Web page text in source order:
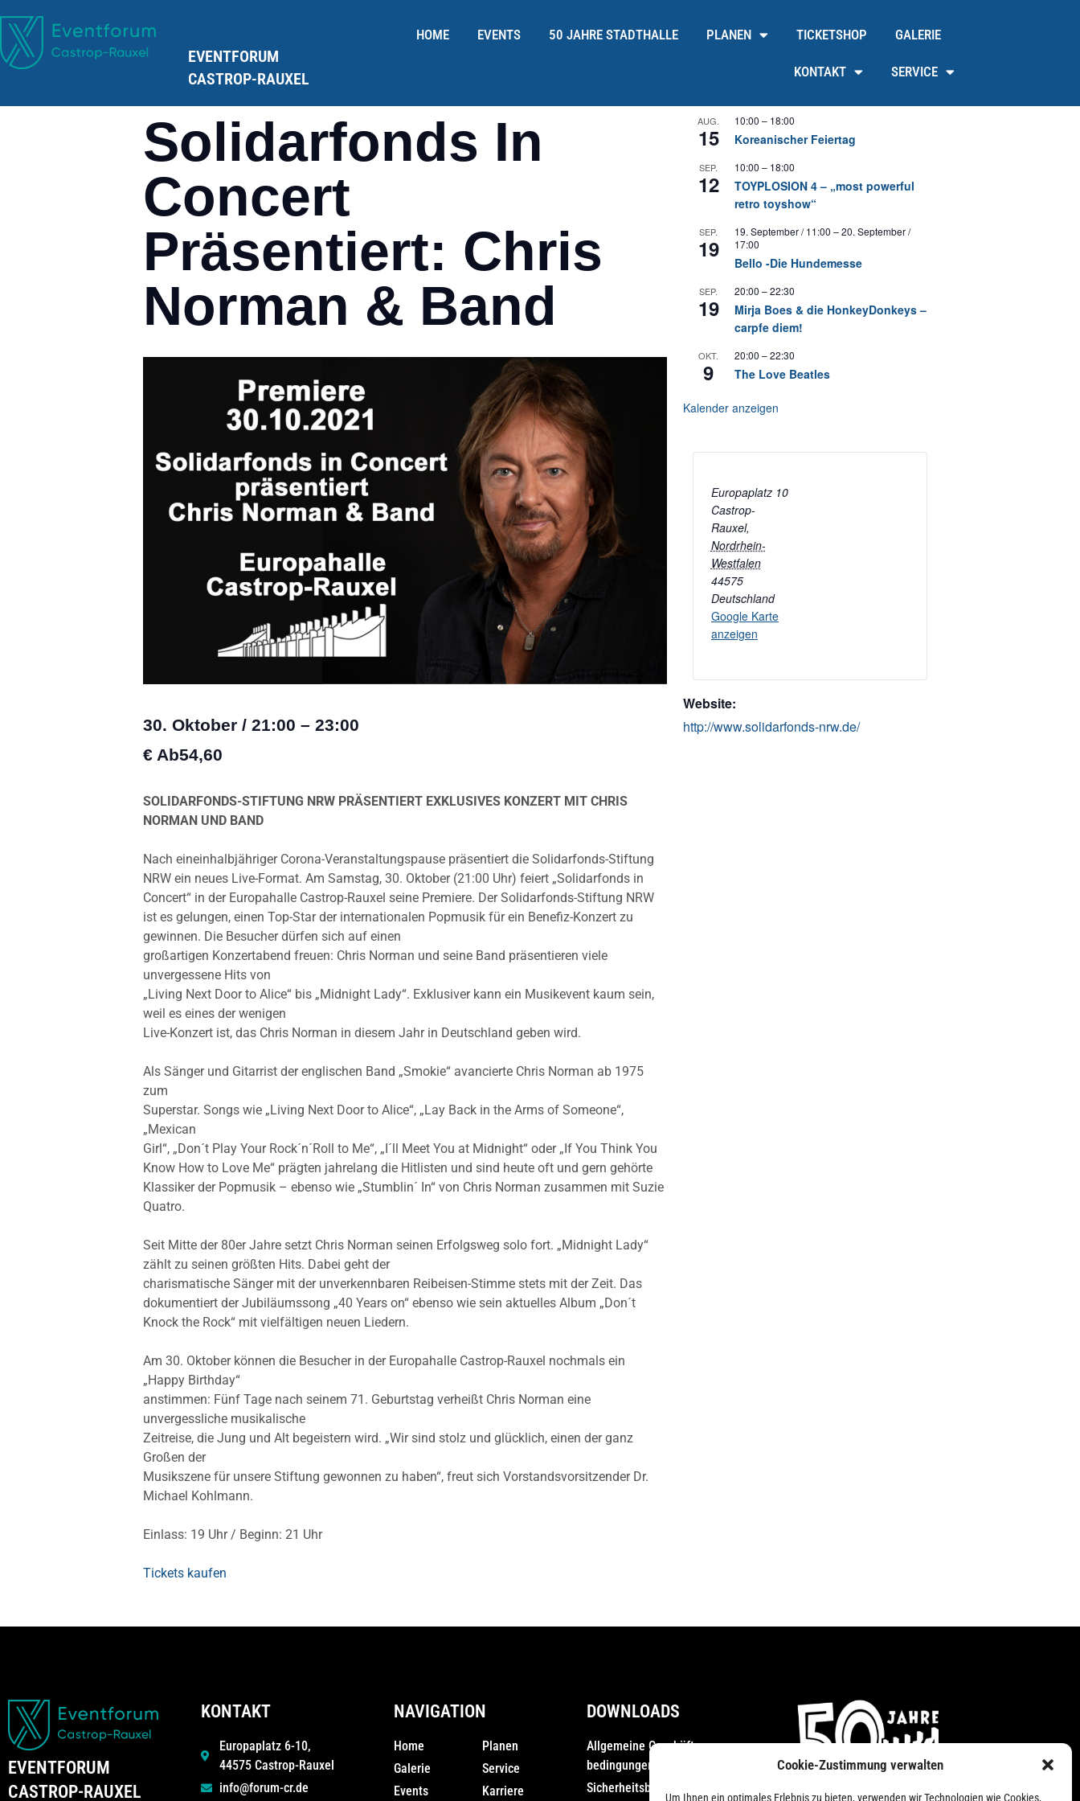
Cookie-Zustimmung verwalten
Um Ihnen ein optimales Erlebnis zu bieten, verwenden wir Technologien wie Cookies,
EVENTFORUM
CASTROP-RAUXEL
HOME EVENTS 50 JAHRE STADTHALLE PLANEN TICKETSHOP GALERIE
KONTAKT SERVICE
Solidarfonds In
Concert
Präsentiert: Chris
Norman & Band
30. Oktober / 21:00 – 23:00
€ Ab54,60
SOLIDARFONDS-STIFTUNG NRW PRÄSENTIERT EXKLUSIVES KONZERT MIT CHRIS
NORMAN UND BAND
Nach eineinhalbjähriger Corona-Veranstaltungspause präsentiert die Solidarfonds-Stiftung
NRW ein neues Live-Format. Am Samstag, 30. Oktober (21:00 Uhr) feiert „Solidarfonds in
Concert“ in der Europahalle Castrop-Rauxel seine Premiere. Der Solidarfonds-Stiftung NRW
ist es gelungen, einen Top-Star der internationalen Popmusik für ein Benefiz-Konzert zu
gewinnen. Die Besucher dürfen sich auf einen
großartigen Konzertabend freuen: Chris Norman und seine Band präsentieren viele
unvergessene Hits von
„Living Next Door to Alice“ bis „Midnight Lady“. Exklusiver kann ein Musikevent kaum sein,
weil es eines der wenigen
Live-Konzert ist, das Chris Norman in diesem Jahr in Deutschland geben wird.
Als Sänger und Gitarrist der englischen Band „Smokie“ avancierte Chris Norman ab 1975
zum
Superstar. Songs wie „Living Next Door to Alice“, „Lay Back in the Arms of Someone“,
„Mexican
Girl“, „Don´t Play Your Rock´n´Roll to Me“, „I´ll Meet You at Midnight“ oder „If You Think You
Know How to Love Me“ prägten jahrelang die Hitlisten und sind heute oft und gern gehörte
Klassiker der Popmusik – ebenso wie „Stumblin´ In“ von Chris Norman zusammen mit Suzie
Quatro.
Seit Mitte der 80er Jahre setzt Chris Norman seinen Erfolgsweg solo fort. „Midnight Lady“
zählt zu seinen größten Hits. Dabei geht der
charismatische Sänger mit der unverkennbaren Reibeisen-Stimme stets mit der Zeit. Das
dokumentiert der Jubiläumssong „40 Years on“ ebenso wie sein aktuelles Album „Don´t
Knock the Rock“ mit vielfältigen neuen Liedern.
Am 30. Oktober können die Besucher in der Europahalle Castrop-Rauxel nochmals ein
„Happy Birthday“
anstimmen: Fünf Tage nach seinem 71. Geburtstag verheißt Chris Norman eine
unvergessliche musikalische
Zeitreise, die Jung und Alt begeistern wird. „Wir sind stolz und glücklich, einen der ganz
Großen der
Musikszene für unsere Stiftung gewonnen zu haben“, freut sich Vorstandsvorsitzender Dr.
Michael Kohlmann.
Einlass: 19 Uhr / Beginn: 21 Uhr
Tickets kaufen
AUG.
15
10:00 – 18:00
Koreanischer Feiertag
SEP.
12
10:00 – 18:00
TOYPLOSION 4 – „most powerful
retro toyshow“
SEP.
19
19. September / 11:00 –20. September /
17:00
Bello -Die Hundemesse
SEP.
19
20:00 –22:30
Mirja Boes & die HonkeyDonkeys –
carpfe diem!
OKT.
9
20:00 –22:30
The Love Beatles
Kalender anzeigen
Europaplatz 10
Castrop-
Rauxel,
Nordrhein-
Westfalen
44575
Deutschland
Google Karte
anzeigen
Website:
http://www.solidarfonds-nrw.de/
EVENTFORUM
CASTROP-RAUXEL
KONTAKT
Europaplatz 6-10,
44575 Castrop-Rauxel
info@forum-cr.de
NAVIGATION
Home
Galerie
Events
Planen
Service
Karriere
DOWNLOADS
Allgemeine Geschäfts­
bedingungen (AGB)
Sicherheitsbestimmungen